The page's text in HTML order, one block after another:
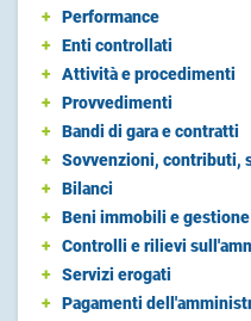
+
Performance
+
Enti controllati
+
Attività e procedimenti
+
Provvedimenti
+
Bandi di gara e contratti
+
Sovvenzioni, contributi,
+
Bilanci
+
Beni immobili e
+
Controlli e rilievi
+
Servizi erogati
+
Pagamenti